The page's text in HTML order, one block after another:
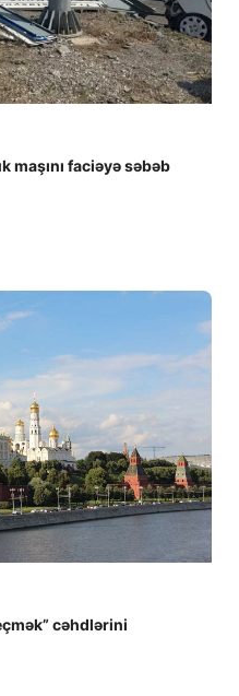
maşını faciəyə səbəb
cəhdlərini